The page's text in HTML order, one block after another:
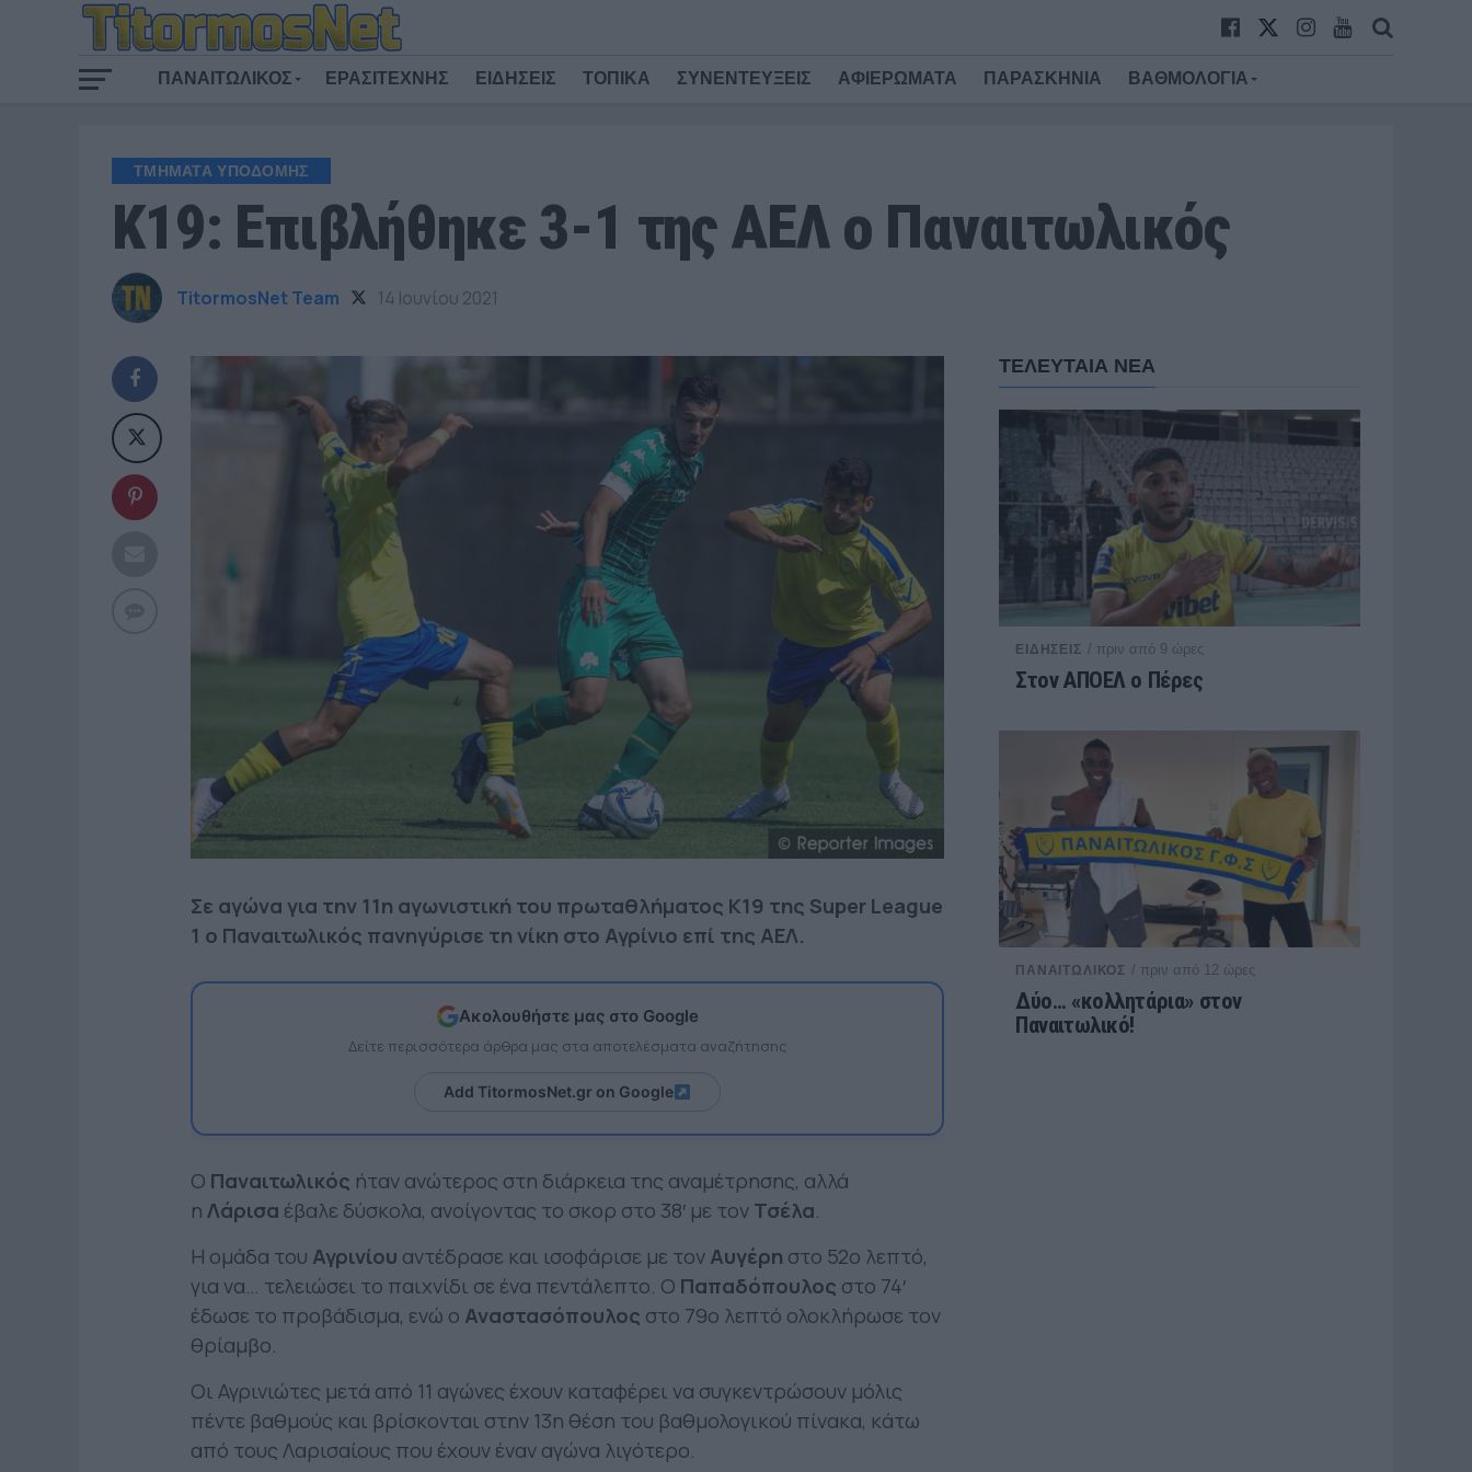
ΠΑΝΑΙΤΩΛΙΚΟΣ ΕΡΑΣΙΤΕΧΝΗΣ ΕΙΔΗΣΕΙΣ ΤΟΠΙΚΑ ΣΥΝΕΝΤΕΥΞΕΙΣ ΑΦΙΕΡΩΜΑΤΑ ΠΑΡΑΣΚΗΝΙΑ ΒΑΘΜΟΛΟΓΙΑ
ΤΜΗΜΑΤΑ ΥΠΟΔΟΜΗΣ
K19: Επιβλήθηκε 3-1 της ΑΕΛ ο Παναιτωλικός
TitormosNet Team 14 Ιουνίου 2021
Σε αγώνα για την 11η αγωνιστική του πρωταθλήματος Κ19 της Super League
1 ο Παναιτωλικός πανηγύρισε τη νίκη στο Αγρίνιο επί της ΑΕΛ.
Ακολουθήστε μας στο Google
Δείτε περισσότερα άρθρα μας στα αποτελέσματα αναζήτησης
Add TitormosNet.gr on Google
Ο Παναιτωλικός ήταν ανώτερος στη διάρκεια της αναμέτρησης, αλλά
ηΛάρισα έβαλε δύσκολα, ανοίγοντας το σκορ στο 38′ με τονΤσέλα.
Η ομάδα του Αγρινίου αντέδρασε και ισοφάρισε με τονΑυγέρη στο 52ο λεπτό,
για να… τελειώσει το παιχνίδι σε ένα πεντάλεπτο. Ο Παπαδόπουλος στο 74′
έδωσε το προβάδισμα, ενώ ο Αναστασόπουλος στο 79ο λεπτό ολοκλήρωσε τον
θρίαμβο.
Οι Αγρινιώτες μετά από 11 αγώνες έχουν καταφέρει να συγκεντρώσουν μόλις
πέντε βαθμούς και βρίσκονται στην 13η θέση του βαθμολογικού πίνακα, κάτω
από τους Λαρισαίους που έχουν έναν αγώνα λιγότερο.
ΤΕΛΕΥΤΑΙΑ ΝΕΑ
ΕΙΔΗΣΕΙΣ / πριν από 9 ώρες
Στον ΑΠΟΕΛ ο Πέρες
ΠΑΝΑΙΤΩΛΙΚΟΣ / πριν από 12 ώρες
Δύο… «κολλητάρια» στον
Παναιτωλικό!